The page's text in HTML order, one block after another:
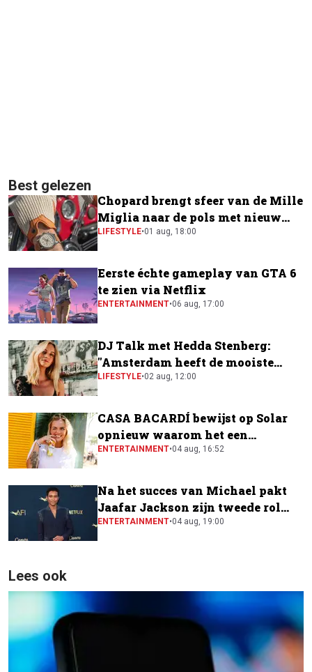
Best gelezen
Chopard brengt sfeer van de Mille
Miglia naar de pols met nieuw
horloge
LIFESTYLE•01 aug, 18:00
Eerste échte gameplay van GTA 6
te zien via Netflix
ENTERTAINMENT•06 aug, 17:00
DJ Talk met Hedda Stenberg:
"Amsterdam heeft de mooiste
festivalscene van Europa"
LIFESTYLE•02 aug, 12:00
CASA BACARDÍ bewijst op Solar
opnieuw waarom het een
festivalfavoriet is
ENTERTAINMENT•04 aug, 16:52
Na het succes van Michael pakt
Jaafar Jackson zijn tweede rol
naast Will Smith
ENTERTAINMENT•04 aug, 19:00
Lees ook